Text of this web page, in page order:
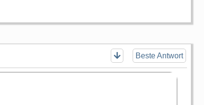
Beste Antwort